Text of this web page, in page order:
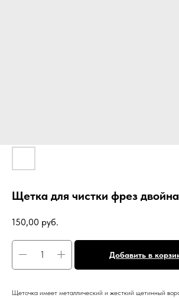
Щетка для чистки фрез
150,00 руб.
Добавить в
Щеточка имеет металлический и жесткий щетинный